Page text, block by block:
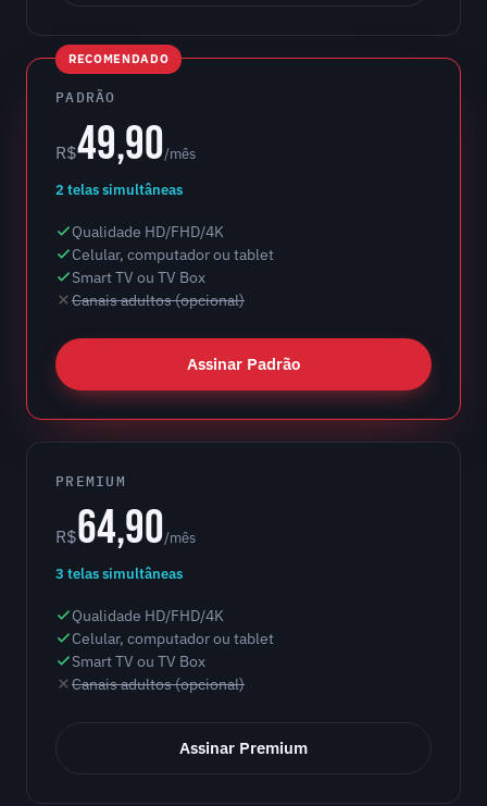
RECOMENDADO
PADRÃO
R$49,90/mês
2 telas simultâneas
Qualidade HD/FHD/4K
Celular, computador ou tablet
Smart TV ou TV Box
Canais adultos (opcional)
Assinar Padrão
PREMIUM
R$64,90/mês
3 telas simultâneas
Qualidade HD/FHD/4K
Celular, computador ou tablet
Smart TV ou TV Box
Canais adultos (opcional)
Assinar Premium